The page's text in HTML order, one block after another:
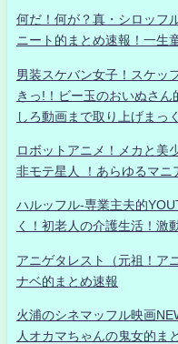
何だ！何が？真・シロッ
ニート的まとめ速報！一生
男装スケバン女子！スケッ
きっ!！ビー玉のおいぬさ
しろ動画まで取り上げまっ
ロボットアニメ！メカと美
非モテ星人 ！あらゆるマニ
ハルッフル-専業主夫的
く！初老人の介護生活！激
アニゲタレスト（元祖！
ナベ的まとめ速報
火浦のシネマッフル映画
人オカマちゃんの鬼女的ま